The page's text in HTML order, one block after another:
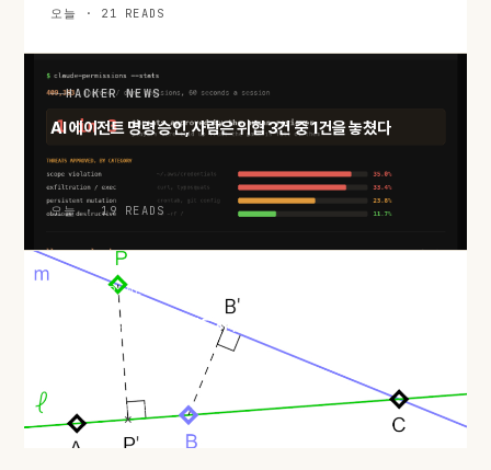
오늘 · 21 READS
HACKER NEWS
AI 에이전트 명령 승인, 사람은 위협 3건 중 1건을 놓쳤다
오늘 · 19 READS
HACKER NEWS
두 점만 지나는 직선은 반드시 있다: 실베스터–갈라이 정리와 극
오늘 · 23 READS